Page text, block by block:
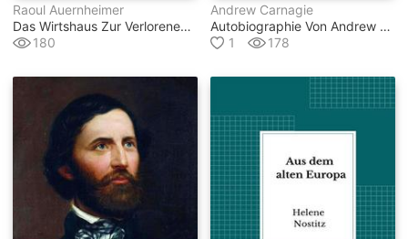
Raoul Auernheimer
Das Wirtshaus Zur Verlorenen Zeit
180
Andrew Carnagie
Autobiographie Von Andrew Carnegie (übersetzt)
1
178